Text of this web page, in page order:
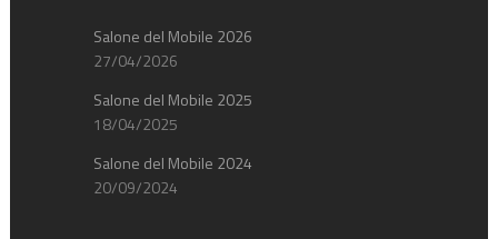
Salone del Mobile 2026
27/04/2026
Salone del Mobile 2025
18/04/2025
Salone del Mobile 2024
20/09/2024